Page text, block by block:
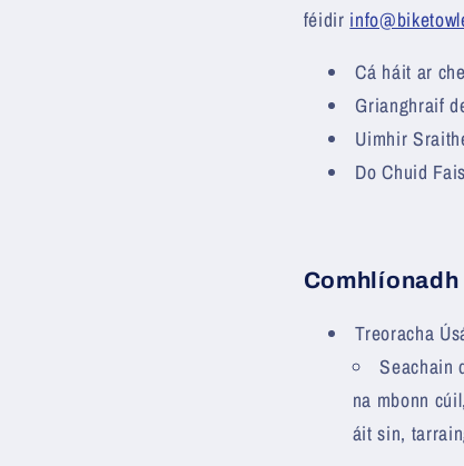
féidir
Cá háit ar
Grianghraif
Uimhir
Do Chuid
Treoracha
Seachain
na mbonn
áit sin,